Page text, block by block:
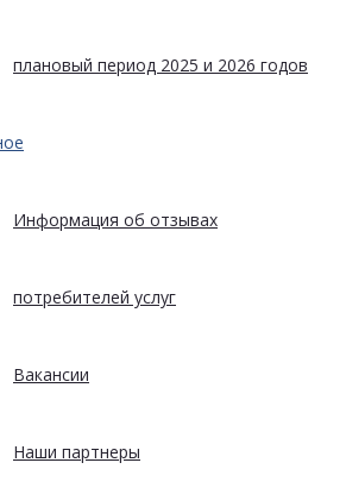
плановый период 2025 и 2026 годов
Информация об отзывах
потребителей услуг
Вакансии
Наши партнеры